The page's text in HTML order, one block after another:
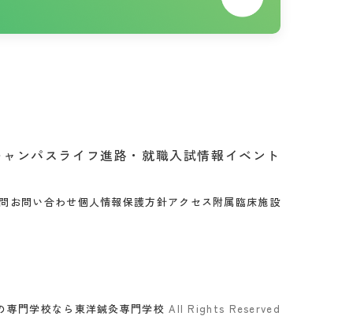
ンパスライフ進路・就職入試情報イベント
お問い合わせ個人情報保護方針アクセス附属臨床施設
門学校なら東洋鍼灸専門学校 All Rights Reserved